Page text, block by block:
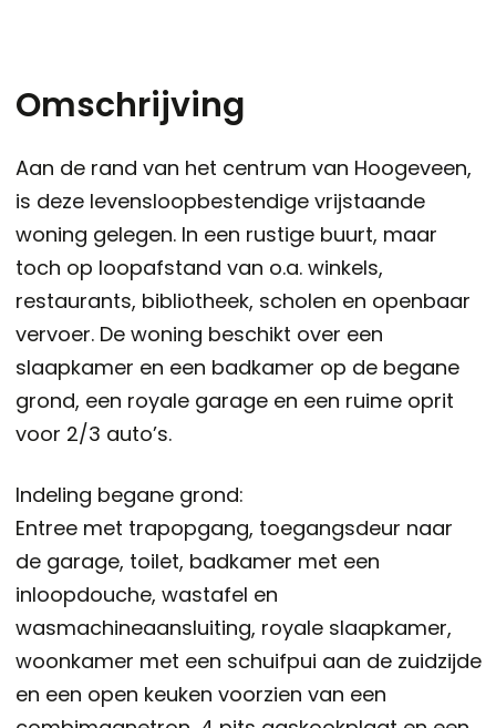
Omschrijving
Aan de rand van het centrum van Hoogeveen,
is deze levensloopbestendige vrijstaande
woning gelegen. In een rustige buurt, maar
toch op loopafstand van o.a. winkels,
restaurants, bibliotheek, scholen en openbaar
vervoer. De woning beschikt over een
slaapkamer en een badkamer op de begane
grond, een royale garage en een ruime oprit
voor 2/3 auto’s.
Indeling begane grond:
Entree met trapopgang, toegangsdeur naar
de garage, toilet, badkamer met een
inloopdouche, wastafel en
wasmachineaansluiting, royale slaapkamer,
woonkamer met een schuifpui aan de zuidzijde
en een open keuken voorzien van een